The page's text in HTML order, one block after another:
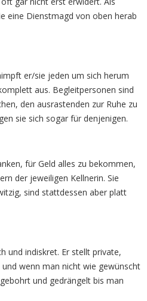
eine Dienstmagd von oben herab
er/sie jeden um sich herum
aus. Begleitpersonen sind
den ausrastenden zur Ruhe zu
sie sich sogar für denjenigen.
für Geld alles zu bekommen,
der jeweiligen Kellnerin. Sie
sind stattdessen aber platt
und indiskret. Er stellt private,
wenn man nicht wie gewünscht
und gedrängelt bis man